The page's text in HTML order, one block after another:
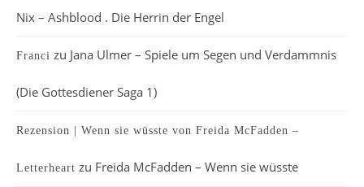
Nix – Ashblood . Die Herrin der Engel
Franci zu Jana Ulmer – Spiele um Segen und Verdammnis
(Die Gottesdiener Saga 1)
Rezension | Wenn sie wüsste von Freida McFadden –
Letterheart zu Freida McFadden – Wenn sie wüsste